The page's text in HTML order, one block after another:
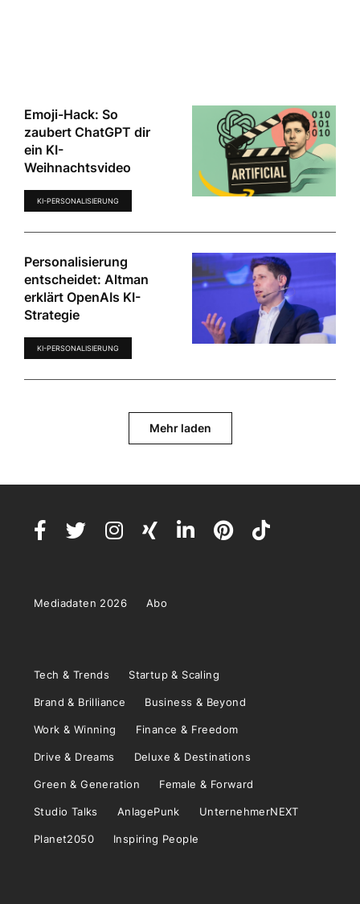
Emoji-Hack: So
zaubert ChatGPT dir
ein KI-
Weihnachtsvideo
KI-PERSONALISIERUNG
Personalisierung
entscheidet: Altman
erklärt OpenAIs KI-
Strategie
KI-PERSONALISIERUNG
Mehr laden
Mediadaten 2026 Abo
Tech & Trends Startup & Scaling
Brand & Brilliance Business & Beyond
Work & Winning Finance & Freedom
Drive & Dreams Deluxe & Destinations
Green & Generation Female & Forward
Studio Talks AnlagePunk UnternehmerNEXT
Planet2050 Inspiring People